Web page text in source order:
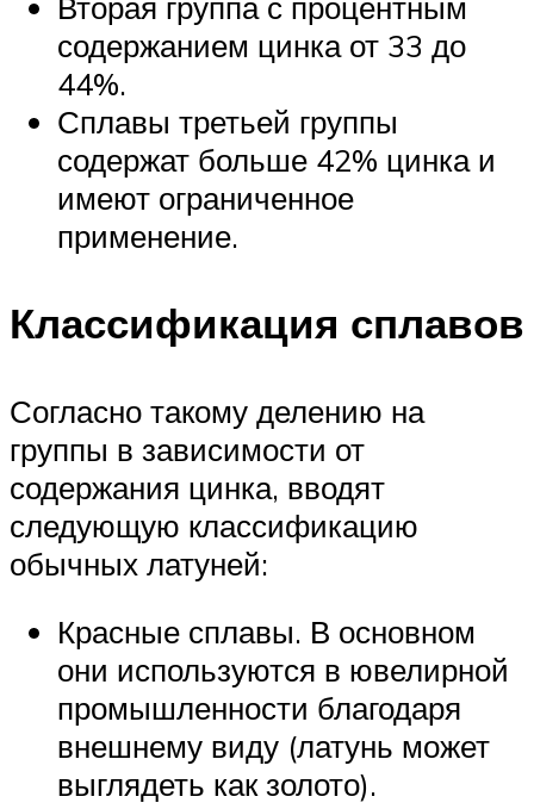
содержанием цинка от 33 до
44%.
Сплавы третьей группы
содержат больше 42% цинка и
имеют ограниченное
применение.
Классификация сплавов
Согласно такому делению на
группы в зависимости от
содержания цинка, вводят
следующую классификацию
обычных латуней:
Красные сплавы. В основном
они используются в ювелирной
промышленности благодаря
внешнему виду (латунь может
выглядеть как золото).